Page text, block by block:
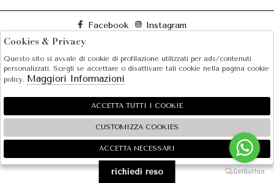
Facebook Instagram
SOLE S.R.L.
SHOPPING
EXTRA
2026 SOLE S.R.L. - P.iva : 07456781215 Powered byAteliersocietàgruppo Zucchetti
🍪
richiedi reso
Cookies & Privacy
Questo sito si avvale di cookie di profilazione utilizzati per ads/contenuti
personalizzati. Scegli se accettare o disattivare tali cookie nella pagina cookie
policy. Maggiori Informazioni
ACCETTA TUTTI I COOKIE
CUSTOMIZZA COOKIES
ACCETTA NECESSARI